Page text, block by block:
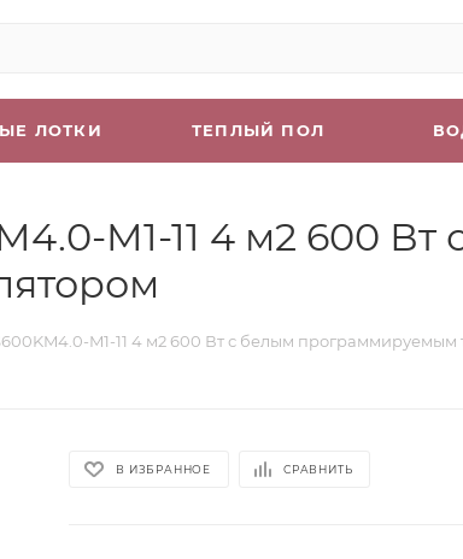
ЛОТКИ ТЕПЛЫЙ ПОЛ
M1-11 4 м2 600 Вт
M1-11 4 м2 600 Вт с белым программируемым
В ИЗБРАННОЕ СРАВНИТЬ